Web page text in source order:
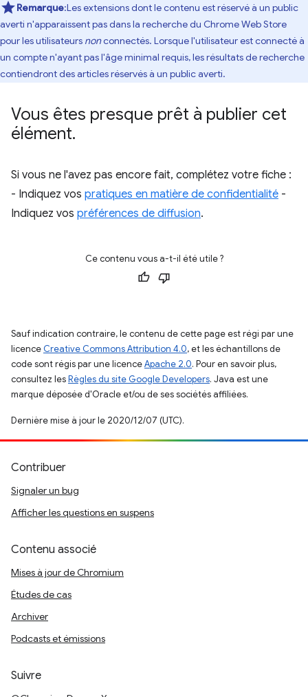
Remarque:Les extensions dont le contenu est réservé à un public
averti n'apparaissent pas dans la recherche du Chrome Web Store
pour les utilisateurs nonconnectés. Lorsque l'utilisateur est connecté à
un compte n'ayant pas l'âge minimal requis, les résultats de recherche
contiendront des articles réservés à un public averti.
Vous êtes presque prêt à publier cet
élément.
Si vous ne l'avez pas encore fait, complétez votre fiche :
- Indiquez vos pratiques en matière de confidentialité -
Indiquez vos préférences de diffusion.
Ce contenu vous a-t-il été utile ?
Sauf indication contraire, le contenu de cette page est régi par une
licence Creative Commons Attribution 4.0, et les échantillons de
code sont régis par une licenceApache 2.0. Pour en savoir plus,
consultez lesRègles du site Google Developers. Java est une
marque déposée d'Oracle et/ou de ses sociétés affiliées.
Dernière mise à jour le 2020/12/07 (UTC).
Contribuer
Signaler un bug
Afficher les questions en suspens
Contenu associé
Mises à jour de Chromium
Études de cas
Archiver
Podcasts et émissions
Suivre